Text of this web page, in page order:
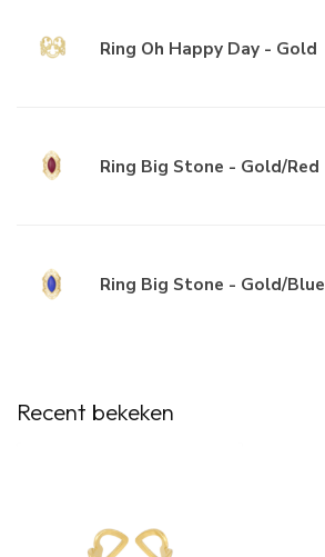
Ring Oh Happy Day - Gold
Ring Big Stone - Gold/Red
Ring Big Stone - Gold/Blue
Recent bekeken